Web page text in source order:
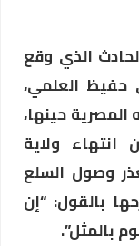
الذي وقع
حفيظ العلمي،
المصرية حينها،
ولاية
وصول السلع
بالقول: “إن
بالمثل”.